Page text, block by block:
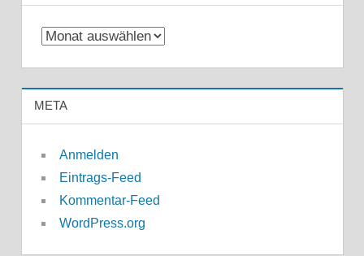
Archiv
META
Anmelden
Eintrags-Feed
Kommentar-Feed
WordPress.org